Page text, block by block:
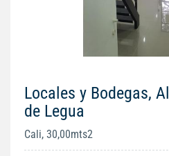
Locales y Bodegas,
de Legua
Cali, 30,00mts2